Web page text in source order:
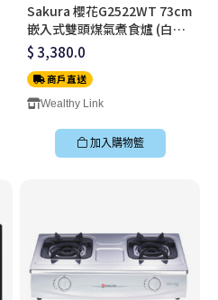
Sakura 櫻花G2522WT 73cm
嵌入式雙頭煤氣煮食爐 (白色
玻璃) (連標準安裝)
$ 3,380.0
商戶直送
Wealthy Link
加入購物籃